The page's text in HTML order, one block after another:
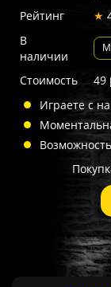
Рейтинг
★
В
наличии
Стоимость 49
Играете с